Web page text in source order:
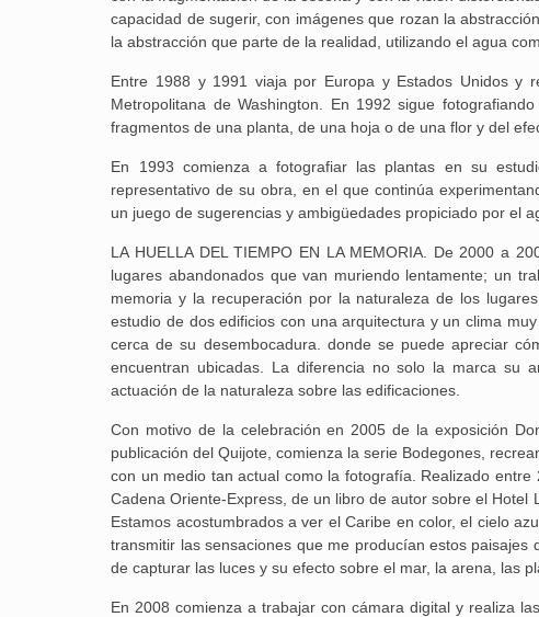
capacidad de sugerir, con imágenes que rozan la
la abstracción que parte de la realidad, utilizando el agua
Entre 1988 y 1991 viaja por Europa y Estados Unidos y
Metropolitana de Washington. En 1992 sigue
fragmentos de una planta, de una hoja o de una flor y del
En 1993 comienza a fotografiar las plantas en su
representativo de su obra, en el que continúa
un juego de sugerencias y ambigüedades propiciado por el
LA HUELLA DEL TIEMPO EN LA MEMORIA. De 2000 a
lugares abandonados que van muriendo lentamente; un
memoria y la recuperación por la naturaleza de los
estudio de dos edificios con una arquitectura y un clima
cerca de su desembocadura. donde se puede apreciar
encuentran ubicadas. La diferencia no solo la marca su
actuación de la naturaleza sobre las edificaciones.
Con motivo de la celebración en 2005 de la exposición
publicación del Quijote, comienza la serie Bodegones,
con un medio tan actual como la fotografía. Realizado
Cadena Oriente-Express, de un libro de autor sobre el Hotel
Estamos acostumbrados a ver el Caribe en color, el cielo
transmitir las sensaciones que me producían estos
de capturar las luces y su efecto sobre el mar, la arena, las
En 2008 comienza a trabajar con cámara digital y realiza